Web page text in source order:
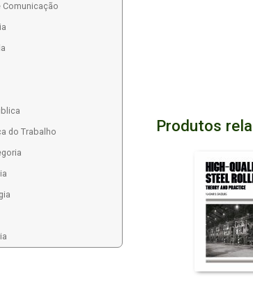
Produtos
Comunicação
do Trabalho